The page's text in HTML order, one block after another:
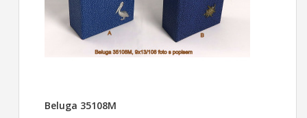
Beluga 35108M